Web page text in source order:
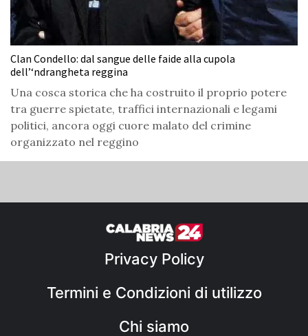
Clan Condello: dal sangue delle faide alla cupola
dell’‘ndrangheta reggina
Una cosca storica che ha costruito il proprio potere
tra guerre spietate, traffici internazionali e legami
politici, ancora oggi cuore malato del crimine
organizzato nel reggino
Privacy Policy
Termini e Condizioni di utilizzo
Chi siamo